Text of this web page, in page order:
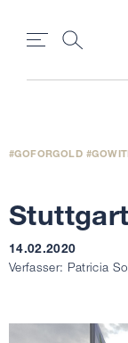
GOFORGOLD
14.02.2020
Verfasser: Patricia